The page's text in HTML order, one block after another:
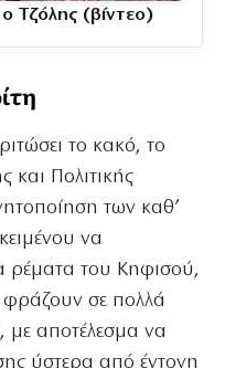
Τζόλης (βίντεο)
το κακό, το
και Πολιτικής
των καθ’
να
ρέματα του Κηφισού,
σε πολλά
αποτέλεσμα να
ύστερα από έντονη